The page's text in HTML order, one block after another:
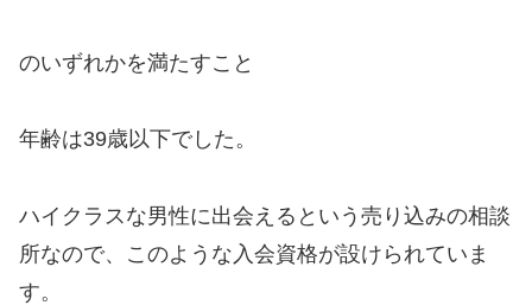
のいずれかを満たすこと
年齢は39歳以下でした。
ハイクラスな男性に出会えるという売り込みの相談
所なので、このような入会資格が設けられていま
す。